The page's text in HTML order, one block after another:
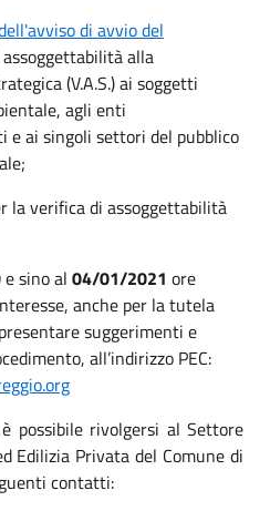
di avvio del
alla
(V.A.S.) ai soggetti
agli enti
ai singoli settori del pubblico
la verifica di assoggettabilità
e sino al 04/01/2021 ore
anche per la tutela
suggerimenti e
all’indirizzo PEC:
possibile rivolgersi al Settore
Edilizia Privata del Comune di
contatti: